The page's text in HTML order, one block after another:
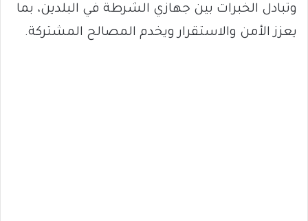
وتبادل الخبرات بين جهازي الشرطة في البلدين، بما
يعزز الأمن والاستقرار ويخدم المصالح المشتركة.